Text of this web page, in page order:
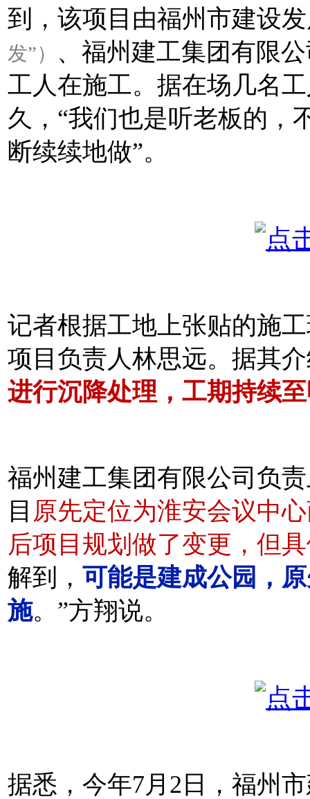
到，该项目由福州市建设
发”） 、福州建工集团有限
工人在施工。据在场几名
久，“我们也是听老板的，
断续续地做”。
记者根据工地上张贴的施
项目负责人林思远。据其
进行沉降处理，工期持续
福州建工集团有限公司负
目 原先定位为淮安会议中
后项目规划做了变更，但
解到， 可能是建成公园，
施。”方翔说。
据悉，今年7月2日，福州